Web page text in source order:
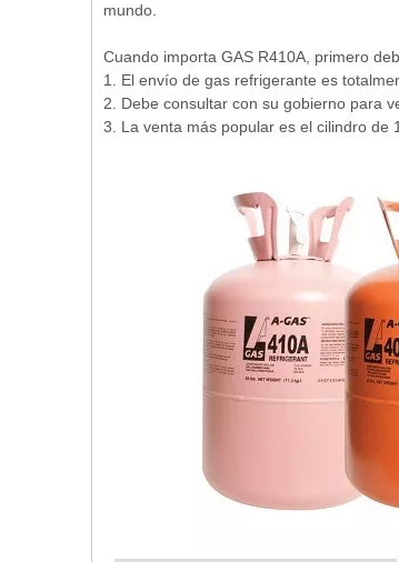
mundo.
Cuando importa GAS R410A, primero
1. El envío de gas refrigerante es
2. Debe consultar con su gobierno para
3. La venta más popular es el cilindro de